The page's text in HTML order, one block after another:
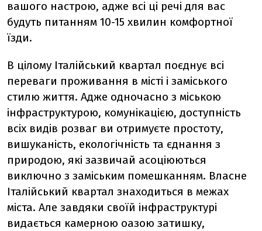
вашого настрою, адже всі ці речі для вас
будуть питанням 10-15 хвилин комфортної
їзди.
В цілому Італійський квартал поєднує всі
переваги проживання в місті і заміського
стилю життя. Адже одночасно з міською
інфраструктурою, комунікацією, доступність
всіх видів розваг ви отримуєте простоту,
вишуканість, екологічність та єднання з
природою, які зазвичай асоціюються
виключно з заміським помешканням. Власне
Італійський квартал знаходиться в межах
міста. Але завдяки своїй інфраструктурі
видається камерною оазою затишку,